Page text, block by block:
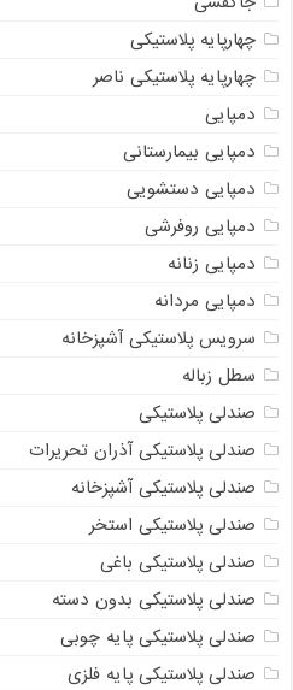
چهارپایه پلاستیکی
چهارپایه پلاستیکی ناصر
دمپایی
دمپایی بیمارستانی
دمپایی دستشویی
دمپایی روفرشی
دمپایی زنانه
دمپایی مردانه
سرویس پلاستیکی آشپزخانه
سطل زباله
صندلی پلاستیکی
صندلی پلاستیکی آذران تحریرات
صندلی پلاستیکی آشپزخانه
صندلی پلاستیکی استخر
صندلی پلاستیکی باغی
صندلی پلاستیکی بدون دسته
صندلی پلاستیکی پایه چوبی
صندلی پلاستیکی پایه فلزی